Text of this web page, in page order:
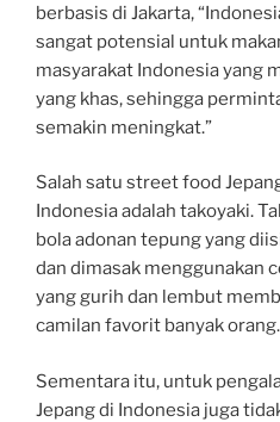
berbasis di Jakarta,
sangat potensial untuk
masyarakat Indonesia yang
yang khas, sehingga
semakin meningkat.”
Salah satu street food
Indonesia adalah takoyaki.
bola adonan tepung yang
dan dimasak menggunakan
yang gurih dan lembut
camilan favorit banyak orang.
Sementara itu, untuk
Jepang di Indonesia juga